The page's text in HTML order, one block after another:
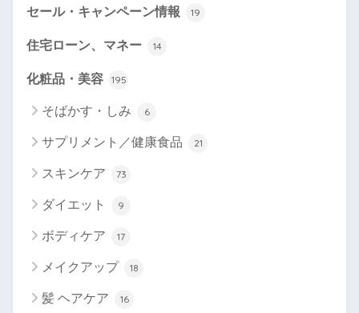
セール・キャンペーン情報 19
住宅ローン、マネー 14
化粧品・美容 195
そばかす・しみ 6
サプリメント／健康食品 21
スキンケア 73
ダイエット 9
ボディケア 17
メイクアップ 18
髪 ヘアケア 16